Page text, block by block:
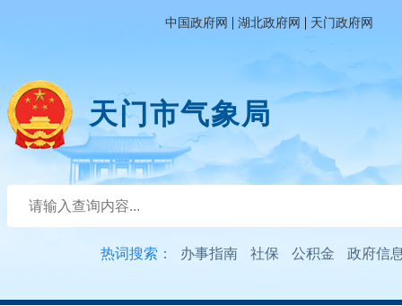
中国政府网 | 湖北政府网 | 天门政府网
天门市气象局
热词搜索： 办事指南 社保 公积金 政府信